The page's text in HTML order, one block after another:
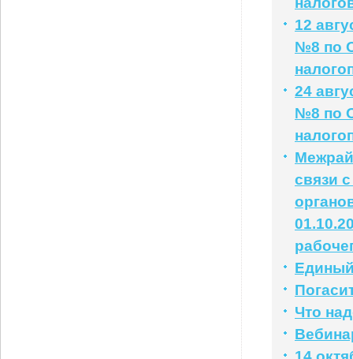
12
№8 по
24
№8 по
связи
Что